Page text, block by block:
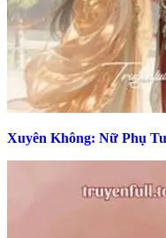
Xuyên Không: Nữ Phụ